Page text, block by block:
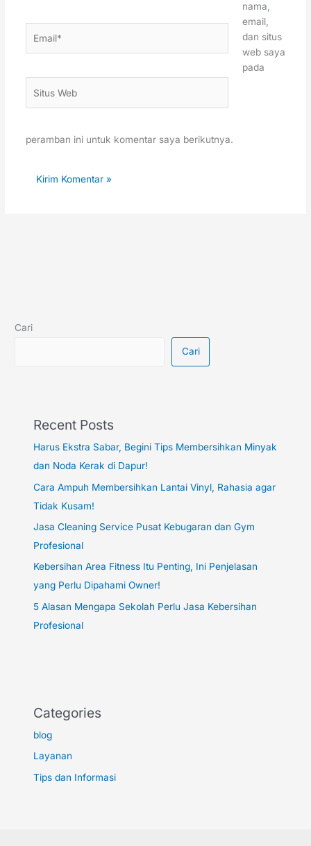
Web
nama,
email,
dan situs
web saya
pada
peramban ini untuk komentar saya berikutnya.
Cari
Cari
Recent Posts
Harus Ekstra Sabar, Begini Tips Membersihkan Minyak
dan Noda Kerak di Dapur!
Cara Ampuh Membersihkan Lantai Vinyl, Rahasia agar
Tidak Kusam!
Jasa Cleaning Service Pusat Kebugaran dan Gym
Profesional
Kebersihan Area Fitness Itu Penting, Ini Penjelasan
yang Perlu Dipahami Owner!
5 Alasan Mengapa Sekolah Perlu Jasa Kebersihan
Profesional
Categories
blog
Layanan
Tips dan Informasi